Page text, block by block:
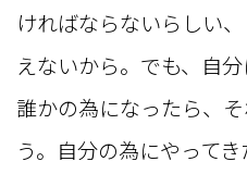
ければならないらしい
えないから。でも、自
誰かの為になったら、
う。自分の為にやって